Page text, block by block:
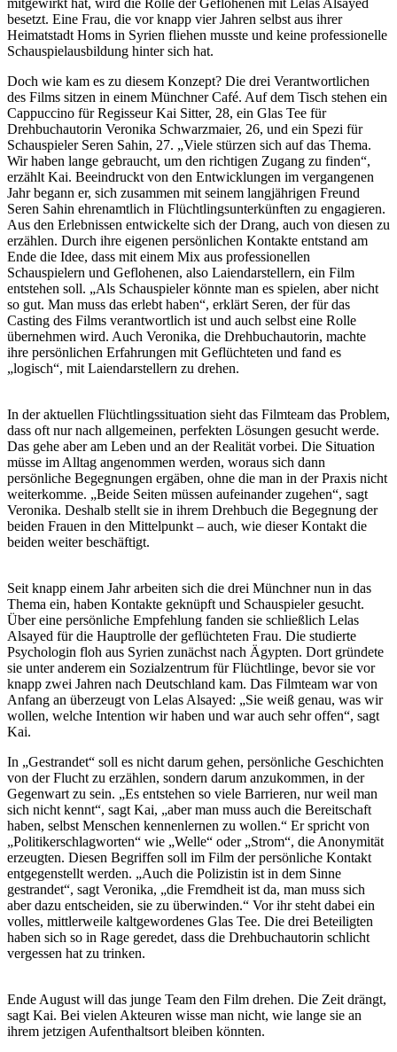
besetzt. Eine Frau, die vor knapp vier Jahren selbst aus ihrer
Heimatstadt Homs in Syrien fliehen musste und keine professionelle
Schauspielausbildung hinter sich hat.
Doch wie kam es zu diesem Konzept? Die drei Verantwortlichen
des Films sitzen in einem Münchner Café. Auf dem Tisch stehen ein
Cappuccino für Regisseur Kai Sitter, 28, ein Glas Tee für
Drehbuchautorin Veronika Schwarzmaier, 26, und ein Spezi für
Schauspieler Seren Sahin, 27. „Viele stürzen sich auf das Thema.
Wir haben lange gebraucht, um den richtigen Zugang zu finden“,
erzählt Kai. Beeindruckt von den Entwicklungen im vergangenen
Jahr begann er, sich zusammen mit seinem langjährigen Freund
Seren Sahin ehrenamtlich in Flüchtlingsunterkünften zu engagieren.
Aus den Erlebnissen entwickelte sich der Drang, auch von diesen zu
erzählen. Durch ihre eigenen persönlichen Kontakte entstand am
Ende die Idee, dass mit einem Mix aus professionellen
Schauspielern und Geflohenen, also Laiendarstellern, ein Film
entstehen soll. „Als Schauspieler könnte man es spielen, aber nicht
so gut. Man muss das erlebt haben“, erklärt Seren, der für das
Casting des Films verantwortlich ist und auch selbst eine Rolle
übernehmen wird. Auch Veronika, die Drehbuchautorin, machte
ihre persönlichen Erfahrungen mit Geflüchteten und fand es
„logisch“, mit Laiendarstellern zu drehen.
In der aktuellen Flüchtlingssituation sieht das Filmteam das Problem,
dass oft nur nach allgemeinen, perfekten Lösungen gesucht werde.
Das gehe aber am Leben und an der Realität vorbei. Die Situation
müsse im Alltag angenommen werden, woraus sich dann
persönliche Begegnungen ergäben, ohne die man in der Praxis nicht
weiterkomme. „Beide Seiten müssen aufeinander zugehen“, sagt
Veronika. Deshalb stellt sie in ihrem Drehbuch die Begegnung der
beiden Frauen in den Mittelpunkt – auch, wie dieser Kontakt die
beiden weiter beschäftigt.
Seit knapp einem Jahr arbeiten sich die drei Münchner nun in das
Thema ein, haben Kontakte geknüpft und Schauspieler gesucht.
Über eine persönliche Empfehlung fanden sie schließlich Lelas
Alsayed für die Hauptrolle der geflüchteten Frau. Die studierte
Psychologin floh aus Syrien zunächst nach Ägypten. Dort gründete
sie unter anderem ein Sozialzentrum für Flüchtlinge, bevor sie vor
knapp zwei Jahren nach Deutschland kam. Das Filmteam war von
Anfang an überzeugt von Lelas Alsayed: „Sie weiß genau, was wir
wollen, welche Intention wir haben und war auch sehr offen“, sagt
Kai.
In „Gestrandet“ soll es nicht darum gehen, persönliche Geschichten
von der Flucht zu erzählen, sondern darum anzukommen, in der
Gegenwart zu sein. „Es entstehen so viele Barrieren, nur weil man
sich nicht kennt“, sagt Kai, „aber man muss auch die Bereitschaft
haben, selbst Menschen kennenlernen zu wollen.“ Er spricht von
„Politikerschlagworten“ wie „Welle“ oder „Strom“, die Anonymität
erzeugten. Diesen Begriffen soll im Film der persönliche Kontakt
entgegenstellt werden. „Auch die Polizistin ist in dem Sinne
gestrandet“, sagt Veronika, „die Fremdheit ist da, man muss sich
aber dazu entscheiden, sie zu überwinden.“ Vor ihr steht dabei ein
volles, mittlerweile kaltgewordenes Glas Tee. Die drei Beteiligten
haben sich so in Rage geredet, dass die Drehbuchautorin schlicht
vergessen hat zu trinken.
Ende August will das junge Team den Film drehen. Die Zeit drängt,
sagt Kai. Bei vielen Akteuren wisse man nicht, wie lange sie an
ihrem jetzigen Aufenthaltsort bleiben könnten.